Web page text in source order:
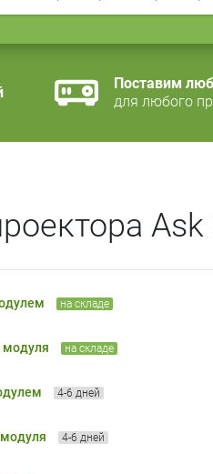
Поставим
для любого
Ask
на складе
модуля на складе
4-6 дней
4-6 дней